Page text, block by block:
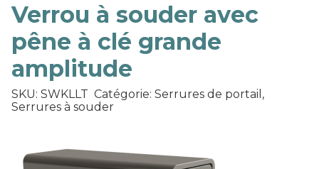
Verrou à souder avec
pêne à clé grande
amplitude
SKU: SWKLLT Catégorie: Serrures de portail,
Serrures à souder